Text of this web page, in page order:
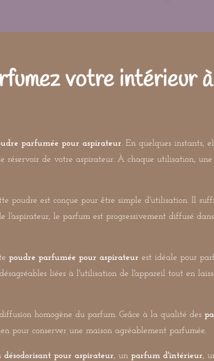
votre intérieur à
parfumée pour aspirateur. En quelques instants,
réservoir de votre aspirateur. À chaque utilisation,
poudre est conçue pour être simple d'utilisation. Il
l'aspirateur, le parfum est progressivement diffusé
poudre parfumée pour aspirateur est idéale pour
liées à l'utilisation de l'appareil tout en
homogène du parfum. Grâce à la qualité des
pour conserver une maison agréablement parfumée.
désodorisant pour aspirateur, un parfum d'intérieur,